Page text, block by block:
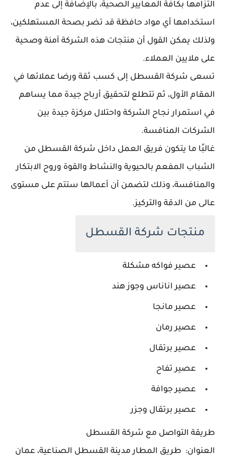
التزامها بكافة المعايير الصحية، بالإضافة إلى عدم
استخدامها أي مواد حافظة قد تضر بصحة المستهلكين،
ولذلك يمكن القول أن منتجات هذه الشركة آمنة وصحية
على ملايين العملاء.
تسعى شركة القسطل إلى كسب ثقة ورضا عملائها في
المقام الأول، ثم تتطلع لتحقيق أرباح جيدة مما يساهم
في استمرار نجاح الشركة واحتلال مركزة جيدة بين
الشركات المنافسة.
غالبًا ما يتكون فريق العمل داخل شركة القسطل من
الشباب المفعم بالحيوية والنشاط والقوة وروح الابتكار
والمنافسة، وذلك لتضمن أن أعمالها ستتم على مستوى
عالى من الدقة والتركيز.
منتجات شركة القسطل
عصير فواكه مشكلة
عصير اناناس وجوز هند
عصير مانجا
عصير رمان
عصير برتقال
عصير تفاح
عصير جوافة
عصير برتقال وجزر
طريقة التواصل مع شركة القسطل
العنوان: ‎ طريق المطار مدينة القسطل الصناعية، عمان